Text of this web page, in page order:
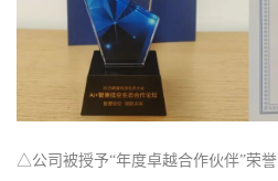
△公司被授予“年度卓越合作伙伴”荣誉